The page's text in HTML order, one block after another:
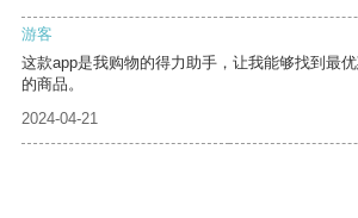
游客
这款app是我购物的得力助手，让我能够找到最
的商品。
2024-04-21